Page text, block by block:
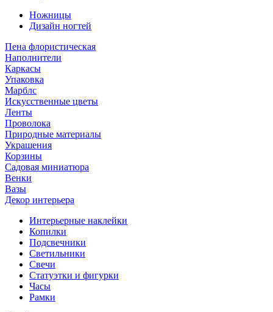
Ножницы
Дизайн ногтей
Пена флористическая
Наполнители
Каркасы
Упаковка
Марблс
Искусственные цветы
Ленты
Проволока
Природные материалы
Украшения
Корзины
Садовая миниатюра
Венки
Вазы
Декор интерьера
Интерьерные наклейки
Копилки
Подсвечники
Светильники
Свечи
Статуэтки и фигурки
Часы
Рамки